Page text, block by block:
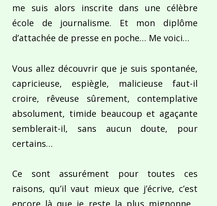
me suis alors inscrite dans une célèbre
école de journalisme. Et mon diplôme
d’attachée de presse en poche… Me voici…
Vous allez découvrir que je suis spontanée,
capricieuse, espiègle, malicieuse faut-il
croire, rêveuse sûrement, contemplative
absolument, timide beaucoup et agaçante
semblerait-il, sans aucun doute, pour
certains…
Ce sont assurément pour toutes ces
raisons, qu’il vaut mieux que j’écrive, c’est
encore là que je reste la plus mignonne…